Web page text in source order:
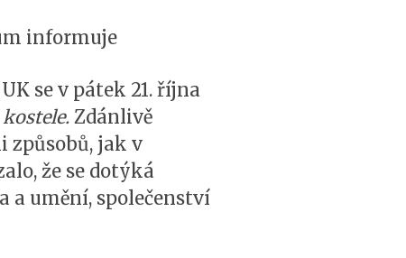
informuje
se v pátek 21. října
Zdánlivě
jak v
že se dotýká
a umění, společenství